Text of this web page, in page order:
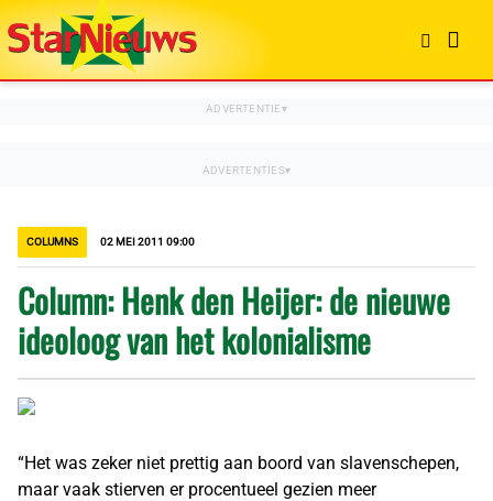
COLUMNS 02 MEI 2011 09:00
Column: Henk den Heijer: de nieuwe
ideoloog van het kolonialisme
“Het was zeker niet prettig aan boord van slavenschepen,
maar vaak stierven er procentueel gezien meer